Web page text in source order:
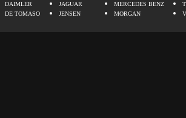
DAIMLER
DE TOMASO
JAGUAR
JENSEN
MERCEDES BENZ
MORGAN